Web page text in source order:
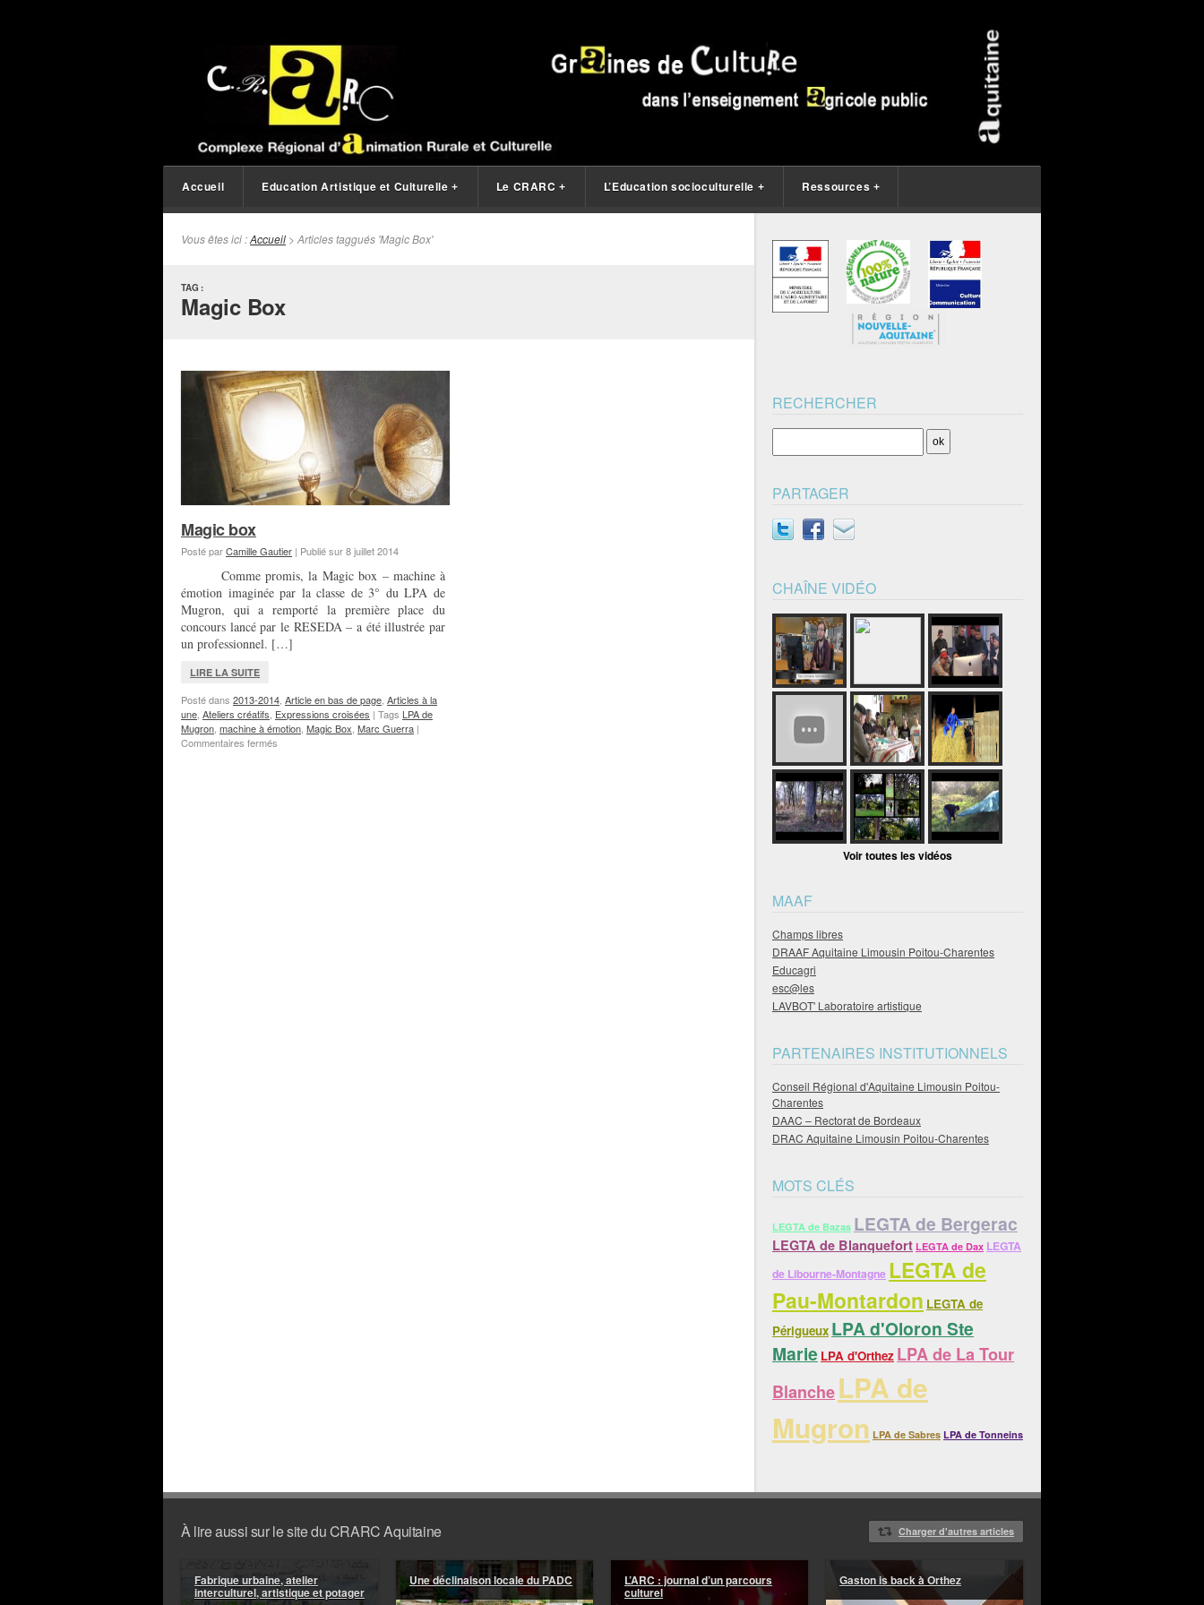
Accueil Education Artistique et Culturelle + Le CRARC + L’Education socioculturelle + Ressources +
Vous êtes ici :Accueil > Articles taggués 'Magic Box'
TAG :
Magic Box
Magic box
Posté parCamille Gautier | Publié sur8 juillet 2014
Comme promis, la Magic box – machine à
émotion imaginée par la classe de 3° du LPA de
Mugron, qui a remporté la première place du
concours lancé par le RESEDA – a été illustrée par
un professionnel. […]
LIRE LA SUITE
Posté dans 2013-2014, Article en bas de page, Articles à la
une, Ateliers créatifs, Expressions croisées | Tags LPA de
Mugron, machine à émotion, Magic Box, Marc Guerra |
Commentaires fermés
RECHERCHER
PARTAGER
CHAÎNE VIDÉO
Voir toutes les vidéos
MAAF
Champs libres
DRAAF Aquitaine Limousin Poitou-Charentes
Educagri
esc@les
LAVBOT' Laboratoire artistique
PARTENAIRES INSTITUTIONNELS
Conseil Régional d'Aquitaine Limousin Poitou-
Charentes
DAAC – Rectorat de Bordeaux
DRAC Aquitaine Limousin Poitou-Charentes
MOTS CLÉS
LEGTA de Bazas LEGTA de Bergerac
LEGTA de Blanquefort LEGTA de Dax LEGTA
de Libourne-Montagne LEGTA de
Pau-Montardon LEGTA de
Périgueux LPA d'Oloron Ste
Marie LPA d'Orthez LPA de La Tour
BlancheLPA de
Mugron LPA de Sabres LPA de Tonneins
À lire aussi sur le site du CRARC Aquitaine Charger d'autres articles
Fabrique urbaine, atelier
interculturel, artistique et potager
Une déclinaison locale du PADC L’ARC : journal d’un parcours
culturel
Gaston is back à Orthez